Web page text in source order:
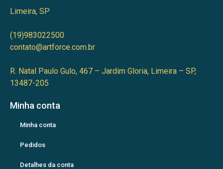
Limeira, SP
(19)983022500
contato@artforce.com.br
R. Natal Paulo Gulo, 467 – Jardim Gloria, Limeira – SP,
13487-205
Minha conta
Minha conta
Pedidos
Detalhes da conta